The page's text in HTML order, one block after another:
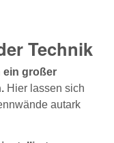
Technik
ein großer
Hier lassen sich
autark